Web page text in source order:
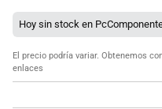
Hoy sin stock en
El precio podría variar. Obtenemos
enlaces